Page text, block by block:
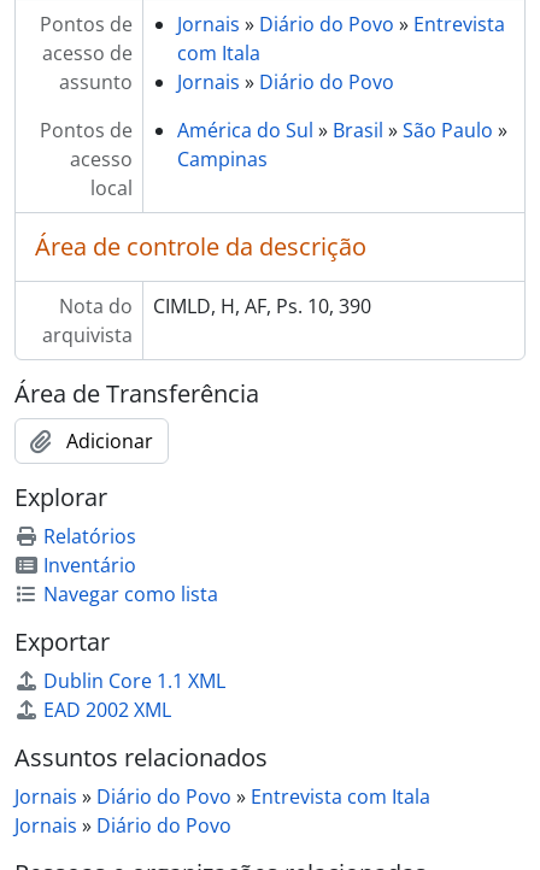
Pontos de
acesso de
assunto
Jornais » Diário do Povo » Entrevista
com Itala
Jornais » Diário do Povo
Pontos de
acesso
local
América do Sul » Brasil »São Paulo »
Campinas
Área de controle da descrição
Nota do
arquivista
CIMLD, H, AF, Ps. 10, 390
Área de Transferência
Adicionar
Explorar
Relatórios
Inventário
Navegar como lista
Exportar
Dublin Core 1.1 XML
EAD 2002 XML
Assuntos relacionados
Jornais » Diário do Povo » Entrevista com Itala
Jornais » Diário do Povo